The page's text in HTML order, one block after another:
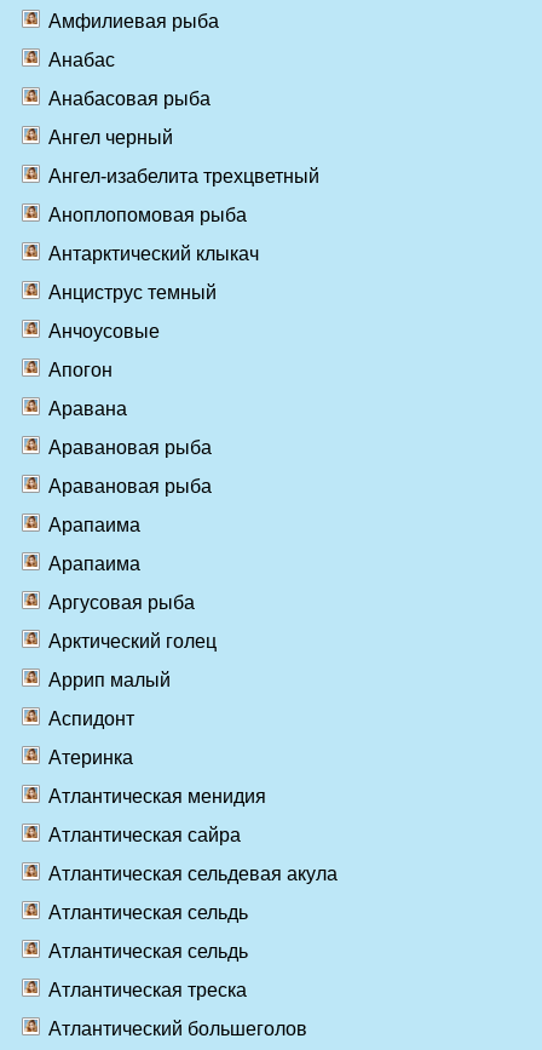
Амфилиевая рыба
Анабас
Анабасовая рыба
Ангел черный
Ангел-изабелита трехцветный
Аноплопомовая рыба
Антарктический клыкач
Анциструс темный
Анчоусовые
Апогон
Аравана
Аравановая рыба
Аравановая рыба
Арапаима
Арапаима
Аргусовая рыба
Арктический голец
Аррип малый
Аспидонт
Атеринка
Атлантическая менидия
Атлантическая сайра
Атлантическая сельдевая акула
Атлантическая сельдь
Атлантическая сельдь
Атлантическая треска
Атлантический большеголов